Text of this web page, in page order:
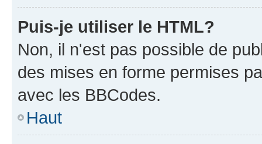
Puis-je utiliser le HTML?
Non, il n'est pas possible de
des mises en forme permises
avec les BBCodes.
Haut